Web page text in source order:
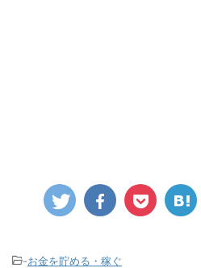
-お金を貯める・稼ぐ